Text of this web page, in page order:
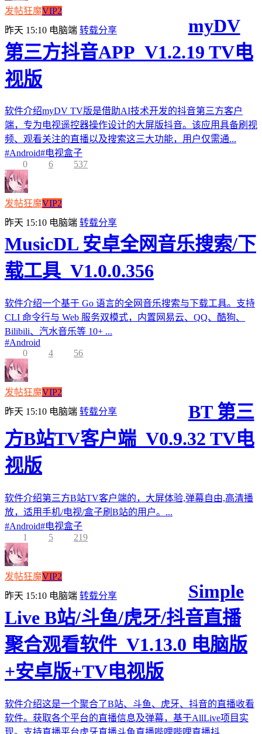
发帖狂魔VIP2
昨天 15:10 电脑端 转载分享
myDV
第三方抖音APP_V1.2.19 TV电
视版
软件介绍myDV TV版是借助AI技术开发的抖音第三方客户
端，专为电视遥控器操作设计的大屏版抖音。该应用具备刷视
频、观看关注的直播以及搜索这三大功能，用户仅需通...
#Android#电视盒子
0
6 537
发帖狂魔VIP2
昨天 15:10 电脑端 转载分享
MusicDL 安卓全网音乐搜索/下
载工具_V1.0.0.356
软件介绍一个基于 Go 语言的全网音乐搜索与下载工具。支持
CLI 命令行与 Web 服务双模式，内置网易云、QQ、酷狗、
Bilibili、汽水音乐等 10+ ...
#Android
0
4 56
发帖狂魔VIP2
昨天 15:10 电脑端 转载分享
BT 第三
方B站TV客户端_V0.9.32 TV电
视版
软件介绍第三方B站TV客户端的，大屏体验,弹幕自由,高清播
放，适用手机/电视/盒子刷B站的用户。...
#Android#电视盒子
1
5 219
发帖狂魔VIP2
昨天 15:10 电脑端 转载分享
Simple
Live B站/斗鱼/虎牙/抖音直播
聚合观看软件_V1.13.0 电脑版
+安卓版+TV电视版
软件介绍这是一个聚合了B站、斗鱼、虎牙、抖音的直播收看
软件。获取各个平台的直播信息及弹幕，基于AllLive项目实
现。支持直播平台虎牙直播斗鱼直播哔哩哔哩直播抖...